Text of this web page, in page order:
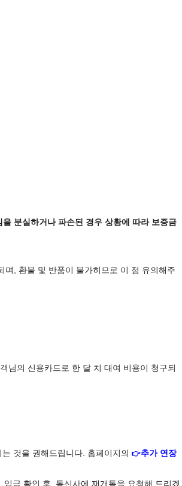
을 분실하거나 파손된 경우 상황에 따라 보증금
, 환불 및 반품이 불가히므로 이 점 유의해주
님의 신용카드로 한 달 치 대여 비용이 청구되
것을 권해드립니다. 홈페이지의 👉추가 연장
금 확인 후, 통신사에 재개통을 요청해 드리겠